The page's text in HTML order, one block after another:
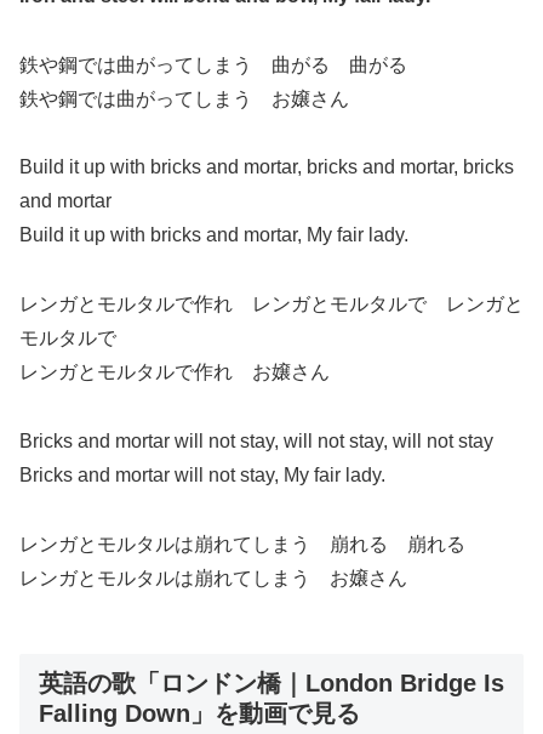
鉄や鋼では曲がってしまう 曲がる 曲がる
鉄や鋼では曲がってしまう お嬢さん
Build it up with bricks and mortar, bricks and mortar, bricks
and mortar
Build it up with bricks and mortar, My fair lady.
レンガとモルタルで作れ レンガとモルタルで レンガと
モルタルで
レンガとモルタルで作れ お嬢さん
Bricks and mortar will not stay, will not stay, will not stay
Bricks and mortar will not stay, My fair lady.
レンガとモルタルは崩れてしまう 崩れる 崩れる
レンガとモルタルは崩れてしまう お嬢さん
英語の歌「ロンドン橋｜London Bridge Is
Falling Down」を動画で見る